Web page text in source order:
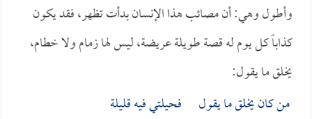
وأطول وهي: أن مصائب هذا الإنسان بدأت تظهر، فقد يكون
كذاباً كل يوم له قصة طويلة عريضة، ليس لها زمام ولا خطام،
يخلق ما يقول:
من كان يخلق ما يقول فحيلتي فيه قليلة